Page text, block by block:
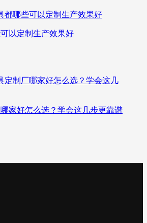
以定制生产效果好
家好怎么选？学会这几步更靠谱